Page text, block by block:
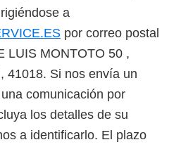
a
por correo postal
LUIS MONTOTO 50 ,
41018. Si nos envía un
comunicación por
los detalles de su
a identificarlo. El plazo